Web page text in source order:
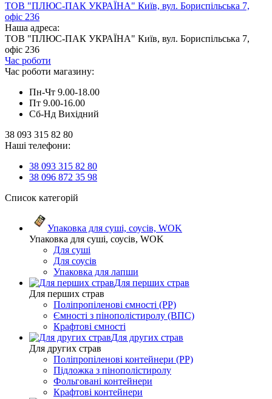
ТОВ "ПЛЮС-ПАК УКРАЇНА" Київ, вул. Бориспільська 7,
офіс 236
Наша адреса:
ТОВ "ПЛЮС-ПАК УКРАЇНА" Київ, вул. Бориспільська 7,
офіс 236
Час роботи
Час роботи магазину:
Пн-Чт 9.00-18.00
Пт 9.00-16.00
Сб-Нд Вихідний
38 093 315 82 80
Наші телефони:
38 093 315 82 80
38 096 872 35 98
Список категорій
Упаковка для суші, соусів, WOK
Упаковка для суші, соусів, WOK
Для суші
Для соусів
Упаковка для лапши
Для перших страв
Для перших страв
Поліпропіленові ємності (PP)
Ємності з пінополістиролу (ВПС)
Крафтові ємності
Для других страв
Для других страв
Поліпропіленові контейнери (PP)
Підложка з пінополістиролу
Фольговані контейнери
Крафтові контейнери